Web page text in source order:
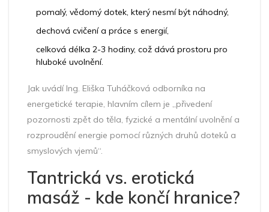
pomalý, vědomý dotek, který nesmí být náhodný,
dechová cvičení a práce s energií,
celková délka 2-3 hodiny, což dává prostoru pro
hluboké uvolnění.
Jak uvádí Ing. Eliška Tuháčková odborníka na
energetické terapie, hlavním cílem je „přivedení
pozornosti zpět do těla, fyzické a mentální uvolnění a
rozproudění energie pomocí různých druhů doteků a
smyslových vjemů“.
Tantrická vs. erotická
masáž - kde končí hranice?